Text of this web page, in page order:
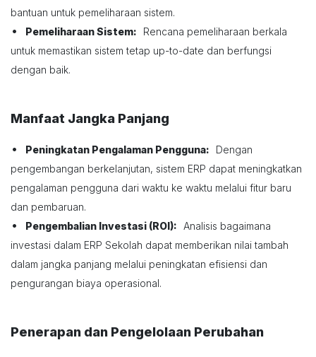
bantuan untuk pemeliharaan sistem.
• Pemeliharaan Sistem:
Rencana pemeliharaan berkala
untuk memastikan sistem tetap up-to-date dan berfungsi
dengan baik.
Manfaat Jangka Panjang
• Peningkatan Pengalaman Pengguna:
Dengan
pengembangan berkelanjutan, sistem ERP dapat meningkatkan
pengalaman pengguna dari waktu ke waktu melalui fitur baru
dan pembaruan.
• Pengembalian Investasi (ROI): Analisis bagaimana
investasi dalam ERP Sekolah dapat memberikan nilai tambah
dalam jangka panjang melalui peningkatan efisiensi dan
pengurangan biaya operasional.
Penerapan dan Pengelolaan Perubahan